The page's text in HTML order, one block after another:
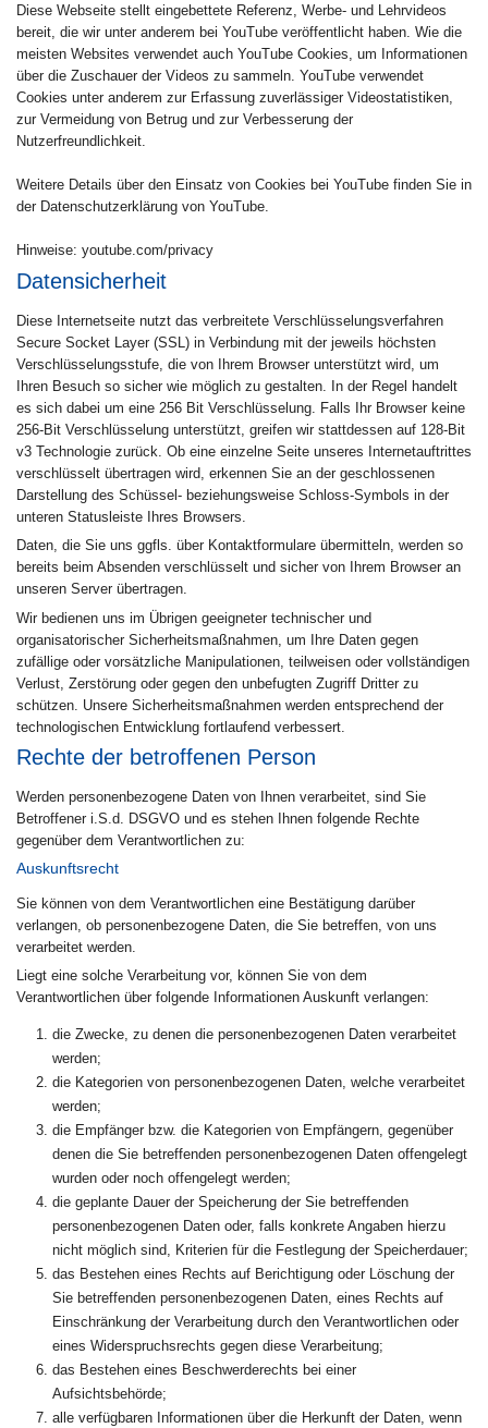
Diese Webseite stellt eingebettete Referenz, Werbe- und Lehrvideos
bereit, die wir unter anderem bei YouTube veröffentlicht haben. Wie die
meisten Websites verwendet auch YouTube Cookies, um Informationen
über die Zuschauer der Videos zu sammeln. YouTube verwendet
Cookies unter anderem zur Erfassung zuverlässiger Videostatistiken,
zur Vermeidung von Betrug und zur Verbesserung der
Nutzerfreundlichkeit.
Weitere Details über den Einsatz von Cookies bei YouTube finden Sie in
der Datenschutzerklärung von YouTube.
Hinweise: youtube.com/privacy
Datensicherheit
Diese Internetseite nutzt das verbreitete Verschlüsselungsverfahren
Secure Socket Layer (SSL) in Verbindung mit der jeweils höchsten
Verschlüsselungsstufe, die von Ihrem Browser unterstützt wird, um
Ihren Besuch so sicher wie möglich zu gestalten. In der Regel handelt
es sich dabei um eine 256 Bit Verschlüsselung. Falls Ihr Browser keine
256-Bit Verschlüsselung unterstützt, greifen wir stattdessen auf 128-Bit
v3 Technologie zurück. Ob eine einzelne Seite unseres Internetauftrittes
verschlüsselt übertragen wird, erkennen Sie an der geschlossenen
Darstellung des Schüssel- beziehungsweise Schloss-Symbols in der
unteren Statusleiste Ihres Browsers.
Daten, die Sie uns ggfls. über Kontaktformulare übermitteln, werden so
bereits beim Absenden verschlüsselt und sicher von Ihrem Browser an
unseren Server übertragen.
Wir bedienen uns im Übrigen geeigneter technischer und
organisatorischer Sicherheitsmaßnahmen, um Ihre Daten gegen
zufällige oder vorsätzliche Manipulationen, teilweisen oder vollständigen
Verlust, Zerstörung oder gegen den unbefugten Zugriff Dritter zu
schützen. Unsere Sicherheitsmaßnahmen werden entsprechend der
technologischen Entwicklung fortlaufend verbessert.
Rechte der betroffenen Person
Werden personenbezogene Daten von Ihnen verarbeitet, sind Sie
Betroffener i.S.d. DSGVO und es stehen Ihnen folgende Rechte
gegenüber dem Verantwortlichen zu:
Auskunftsrecht
Sie können von dem Verantwortlichen eine Bestätigung darüber
verlangen, ob personenbezogene Daten, die Sie betreffen, von uns
verarbeitet werden.
Liegt eine solche Verarbeitung vor, können Sie von dem
Verantwortlichen über folgende Informationen Auskunft verlangen:
die Zwecke, zu denen die personenbezogenen Daten verarbeitet
werden;
die Kategorien von personenbezogenen Daten, welche verarbeitet
werden;
die Empfänger bzw. die Kategorien von Empfängern, gegenüber
denen die Sie betreffenden personenbezogenen Daten offengelegt
wurden oder noch offengelegt werden;
die geplante Dauer der Speicherung der Sie betreffenden
personenbezogenen Daten oder, falls konkrete Angaben hierzu
nicht möglich sind, Kriterien für die Festlegung der Speicherdauer;
das Bestehen eines Rechts auf Berichtigung oder Löschung der
Sie betreffenden personenbezogenen Daten, eines Rechts auf
Einschränkung der Verarbeitung durch den Verantwortlichen oder
eines Widerspruchsrechts gegen diese Verarbeitung;
das Bestehen eines Beschwerderechts bei einer
Aufsichtsbehörde;
alle verfügbaren Informationen über die Herkunft der Daten, wenn